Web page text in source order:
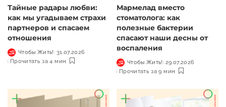
Тайные радары любви:
как мы угадываем страхи
партнеров и спасаем
отношения
Чтобы Жить! 31.07.2026
Прочитать за 4 мин
Мармелад вместо
стоматолога: как
полезные бактерии
спасают наши десны от
воспаления
Чтобы Жить! 29.07.2026
Прочитать за 9 мин